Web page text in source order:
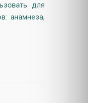
для
анамнеза,